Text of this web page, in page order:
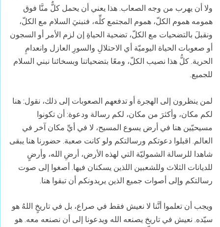
ولا أن يهرب من وجه الصعاب. هذا يعني أن يحمل كلٌّ منَّا فوق
همومه هموم الكلّ، هموم المجتمع كلِّه، فنبنيَ السلام مع الكلّ،
ونقبلَ بالتضحيات مع الكلّ، تضحية الحياةِ إن لزم الأمر أو السجون
أو صعوبات الحياة اليوميّة أي الاحتلالِ والسورِ العازل وانعدامِ
الحرية. كلُّ هذا نصيب الكلّ، ومعًا بتضحياتنا وبسخائنا نبني السلام
للجميع.
لمن ينظرون إلى الهجرة أو تدفعهم الصعوبات إلى ذلك، نقول: هنا
لكم مكان، وأكثرَ من مكان، لكم رسالة ودعوة: أن تكونوا
مسيحيّين هنا في أرض يسوع المسيح، لا في أيِّ مكان آخر في
العالم. اقبلوا دعوتكم ورسالتكم ولو كانت صعبة. حضورنا هنا يبقى
شاهدا للرسالة الشموليّة التي لهذه الأرض، أرضِ الله، وأرضٍ
للديانات الثلاث وللشعبين اللذين يسكنان فيها. أصغوا إلى صوت
رسالتكم وإلى أصوات جميع الذين يريدونكم أن تبقوا هنا.
ويجب أن تعلموا أنَّنا لا نعيش فقط في صراع، بل في تاريخٍ اللهُ هو
سيّده. نعيش في تاريخ يصنعه الله ويدعونا إلى أن نصنعه معه. هو